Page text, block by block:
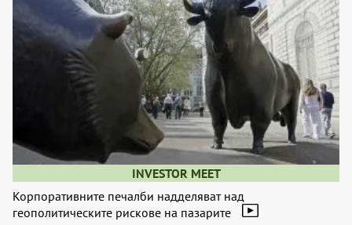
INVESTOR MEET
Корпоративните печалби надделяват над
геополитическите рискове на пазарите